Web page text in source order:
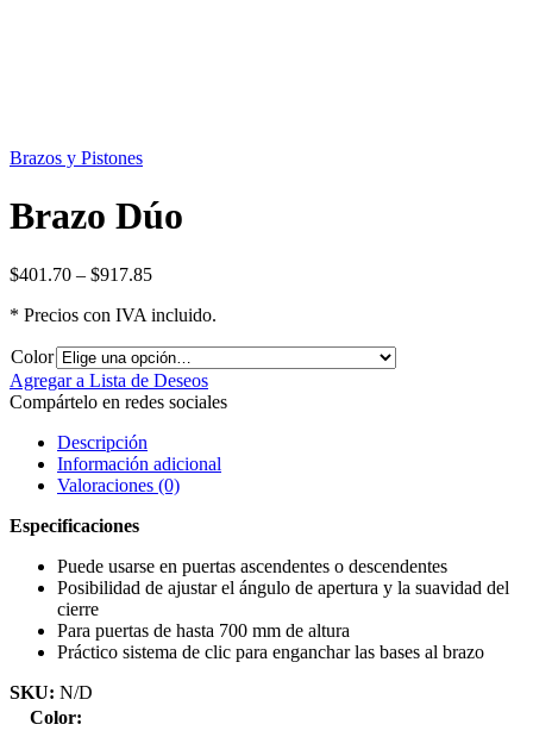
Brazos y Pistones
Brazo Dúo
$401.70 – $917.85
* Precios con IVA incluido.
Color
Agregar a Lista de Deseos
Compártelo en redes sociales
Descripción
Información adicional
Valoraciones (0)
Especificaciones
Puede usarse en puertas ascendentes o descendentes
Posibilidad de ajustar el ángulo de apertura y la suavidad del
cierre
Para puertas de hasta 700 mm de altura
Práctico sistema de clic para enganchar las bases al brazo
SKU: N/D
Color: